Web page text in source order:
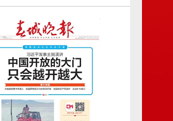
07:50:46
天，昆明西山区部分道路实施单向
07:50:50
！云南多地紧急转移195人